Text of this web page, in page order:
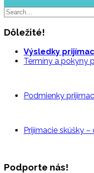
Dôležité!
Výsledky
Termíny a pokyny
Podmienky
Prijímacie skúšky –
Podporte nás!